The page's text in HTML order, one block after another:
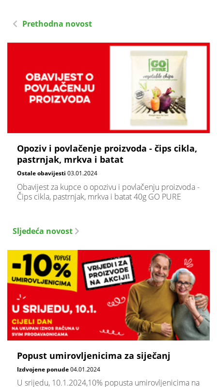
Prethodna novost
Opoziv i povlačenje proizvoda - čips cikla,
pastrnjak, mrkva i batat
Ostale obavijesti 03.01.2024
Obavijest za kupce o opozivu i povlačenju proizvoda -
Čips cikla, pastrnjak, mrkva i batat 40g GO PURE
Sljedeća novost
Popust umirovljenicima za siječanj
Izdvojene ponude04.01.2024
U srijedu, 10.1.2024,10% popusta umirovljenicima na